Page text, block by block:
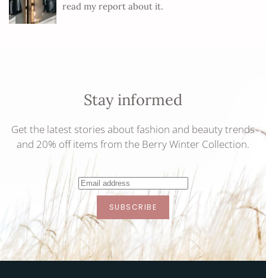
read my report about it.
Stay informed
Get the latest stories about fashion and beauty trends
and 20% off items from the Berry Winter Collection.
SUBSCRIBE